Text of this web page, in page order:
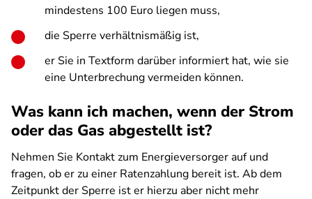
mindestens 100 Euro liegen muss,
die Sperre verhältnismäßig ist,
er Sie in Textform darüber informiert hat, wie sie
eine Unterbrechung vermeiden können.
Was kann ich machen, wenn der Strom
oder das Gas abgestellt ist?
Nehmen Sie Kontakt zum Energieversorger auf und
fragen, ob er zu einer Ratenzahlung bereit ist. Ab dem
Zeitpunkt der Sperre ist er hierzu aber nicht mehr